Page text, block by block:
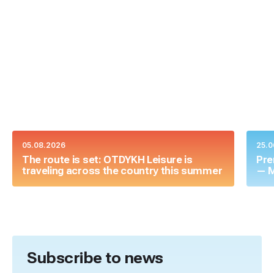
05.08.2026
The route is set: OTDYKH Leisure is
traveling across the country this summer
—
Subscribe to news